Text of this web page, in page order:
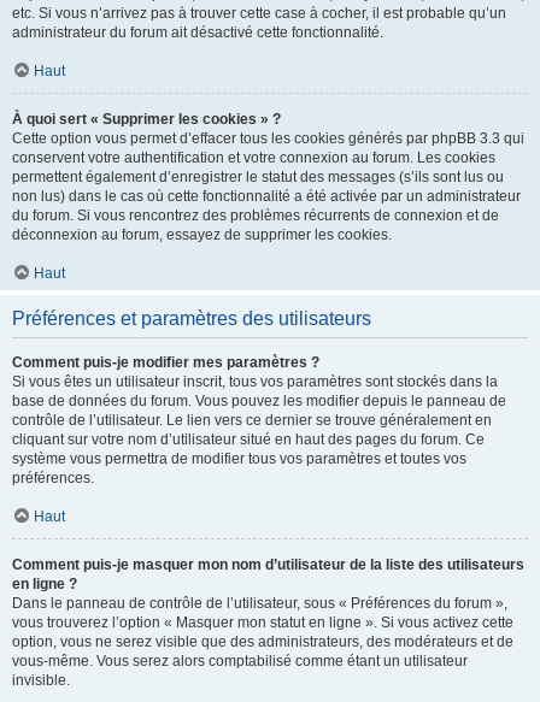
etc. Si vous n’arrivez pas à trouver cette case à cocher, il est probable qu’un
administrateur du forum ait désactivé cette fonctionnalité.
Haut
À quoi sert « Supprimer les cookies » ?
Cette option vous permet d’effacer tous les cookies générés par phpBB 3.3 qui
conservent votre authentification et votre connexion au forum. Les cookies
permettent également d’enregistrer le statut des messages (s’ils sont lus ou
non lus) dans le cas où cette fonctionnalité a été activée par un administrateur
du forum. Si vous rencontrez des problèmes récurrents de connexion et de
déconnexion au forum, essayez de supprimer les cookies.
Haut
Préférences et paramètres des utilisateurs
Comment puis-je modifier mes paramètres ?
Si vous êtes un utilisateur inscrit, tous vos paramètres sont stockés dans la
base de données du forum. Vous pouvez les modifier depuis le panneau de
contrôle de l’utilisateur. Le lien vers ce dernier se trouve généralement en
cliquant sur votre nom d’utilisateur situé en haut des pages du forum. Ce
système vous permettra de modifier tous vos paramètres et toutes vos
préférences.
Haut
Comment puis-je masquer mon nom d’utilisateur de la liste des utilisateurs
en ligne ?
Dans le panneau de contrôle de l’utilisateur, sous « Préférences du forum »,
vous trouverez l’option « Masquer mon statut en ligne ». Si vous activez cette
option, vous ne serez visible que des administrateurs, des modérateurs et de
vous-même. Vous serez alors comptabilisé comme étant un utilisateur
invisible.